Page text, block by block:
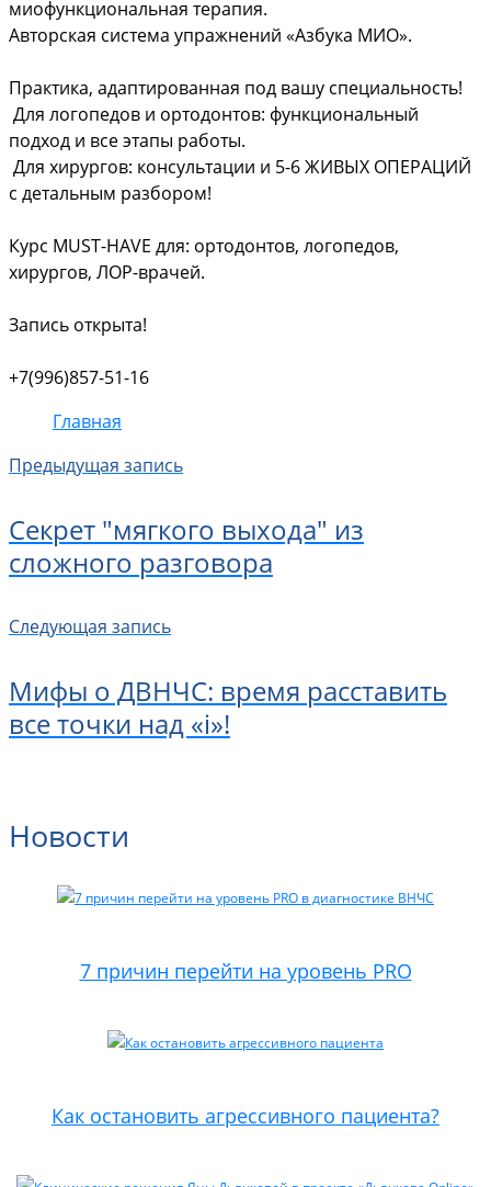
миофункциональная терапия.
Авторская система упражнений «Азбука МИО».
Практика, адаптированная под вашу специальность!
Для логопедов и ортодонтов: функциональный
подход и все этапы работы.
Для хирургов: консультации и 5-6 ЖИВЫХ ОПЕРАЦИЙ
с детальным разбором!
Курс MUST-HAVE для: ортодонтов, логопедов,
хирургов, ЛОР-врачей.
Запись открыта!
+7(996)857-51-16
Главная
Предыдущая запись
Секрет "мягкого выхода" из
сложного разговора
Следующая запись
Мифы о ДВНЧС: время расставить
все точки над «i»!
Новости
7 причин перейти на уровень PRO
Как остановить агрессивного пациента?